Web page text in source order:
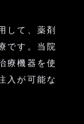
して、薬剤
です。当院
療機器を使
入が可能な